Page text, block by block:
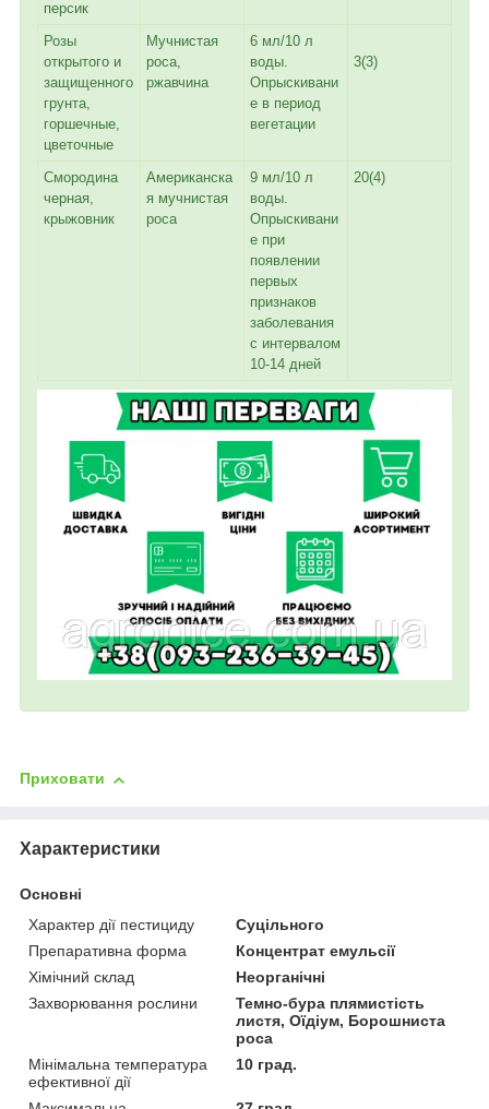
персик
Розы
открытого и
защищенного
грунта,
горшечные,
цветочные
Мучнистая
роса,
ржавчина
6 мл/10 л
воды.
Опрыскивани
е в период
вегетации
3(3)
Смородина
черная,
крыжовник
Американска
я мучнистая
роса
9 мл/10 л
воды.
Опрыскивани
е при
появлении
первых
признаков
заболевания
с интервалом
10-14 дней
20(4)
Приховати
Характеристики
Основні
Характер дії пестициду
Суцільного
Препаративна форма
Концентрат емульсії
Хімічний склад
Неорганічні
Захворювання рослини
Темно-бура плямистість
листя, Оїдіум, Борошниста
роса
Мінімальна температура
ефективної дії
10 град.